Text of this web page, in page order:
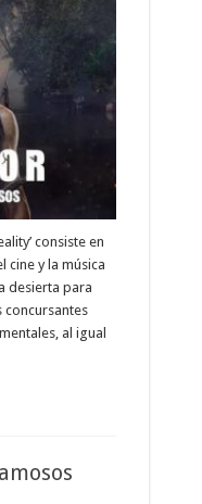
consiste en
cine y la música
desierta para
concursantes
al igual